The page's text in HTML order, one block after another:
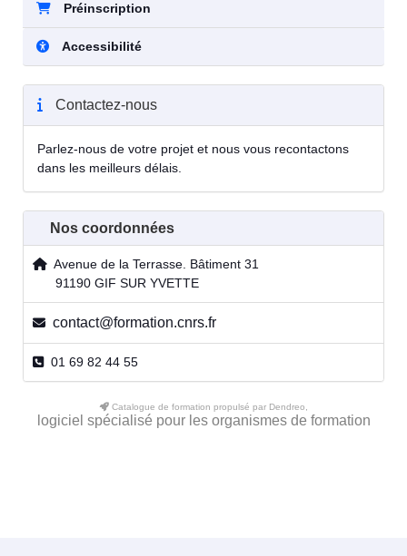
Préinscription
Accessibilité
Contactez-nous
Parlez-nous de votre projet et nous vous recontactons
dans les meilleurs délais.
Nos coordonnées
Avenue de la Terrasse. Bâtiment 31
91190 GIF SUR YVETTE
contact@formation.cnrs.fr
01 69 82 44 55
Catalogue de formation propulsé par Dendreo,
logiciel spécialisé pour les organismes de formation